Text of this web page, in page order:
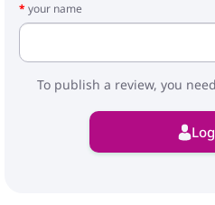
your name
To publish a review, you